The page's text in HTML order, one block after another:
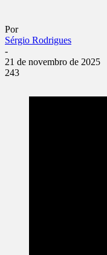
Por
Sérgio Rodrigues
-
21 de novembro de 2025
243